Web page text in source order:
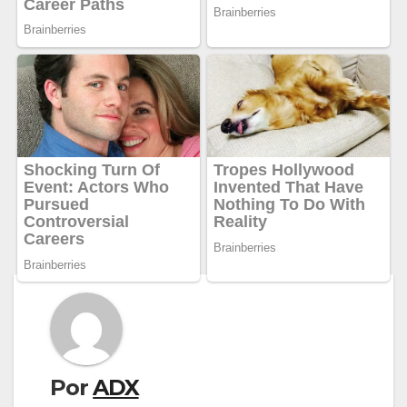
PorADX